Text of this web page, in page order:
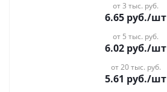
от 3 тыс. руб.
6.65 руб./шт
от 5 тыс. руб.
6.02 руб./шт
от 20 тыс. руб.
5.61 руб./шт